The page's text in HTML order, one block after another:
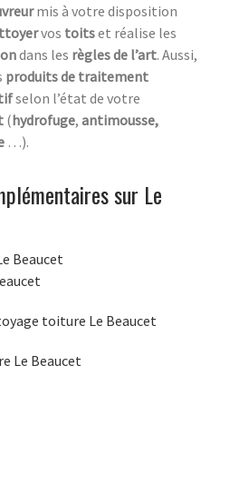
mis à votre disposition
vos toitset réalise les
dans les règles de l’art. Aussi,
produits de traitement
selon l’état de votre
(hydrofuge, antimousse,
…).
sur Le
Beaucet
toiture Le Beaucet
Le Beaucet